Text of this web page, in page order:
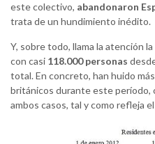
este colectivo, abandonaron
trata de un hundimiento inédito.
Y, sobre todo, llama la atención
con casi 118.000 personas
total. En concreto, han huido
británicos durante este período,
ambos casos, tal y como refleja